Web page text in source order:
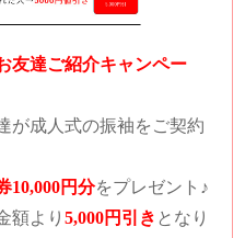
友達ご紹介キャンペー
が成人式の振袖をご契約
10,000円分をプレゼント♪
額より5,000円引き となり